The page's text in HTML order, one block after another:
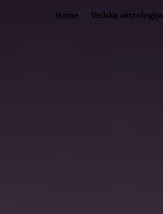
Home Vedska astrologija